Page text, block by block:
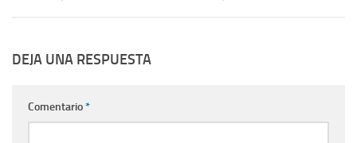
DEJA UNA RESPUESTA
Comentario*